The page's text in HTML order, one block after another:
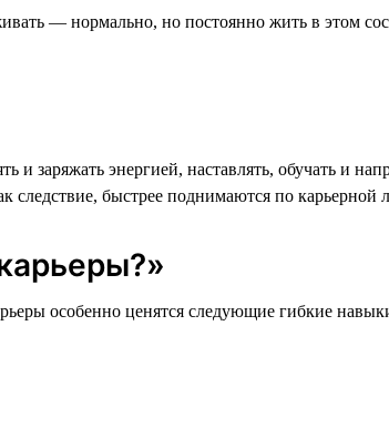
— нормально, но постоянно жить в этом
и заряжать энергией, наставлять, обучать и
быстрее поднимаются по карьерной
особенно ценятся следующие гибкие